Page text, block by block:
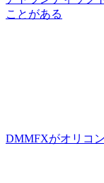
ことがある
DMMFXがオリコ